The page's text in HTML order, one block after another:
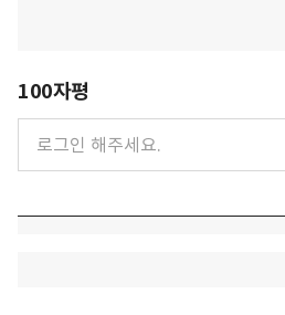
100자평